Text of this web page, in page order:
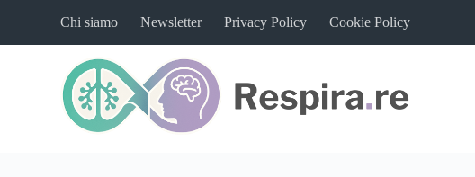
l
Chi siamo Newsletter Privacy Policy Cookie Policy